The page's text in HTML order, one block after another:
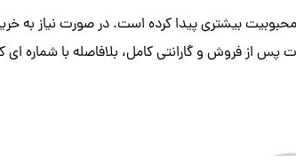
بیشتری پیدا کرده است. در صورت نیاز به
پس از فروش و گارانتی کامل، بلافاصله با شماره ای